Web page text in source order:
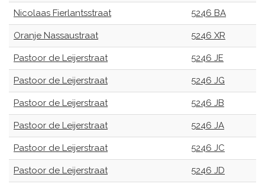
Nicolaas Fierlantsstraat 5246 BA
Oranje Nassaustraat 5246 XR
Pastoor de Leijerstraat 5246 JE
Pastoor de Leijerstraat 5246 JG
Pastoor de Leijerstraat 5246 JB
Pastoor de Leijerstraat 5246 JA
Pastoor de Leijerstraat 5246 JC
Pastoor de Leijerstraat 5246 JD